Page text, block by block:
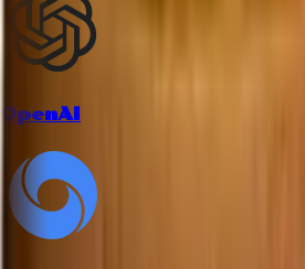
OpenAI